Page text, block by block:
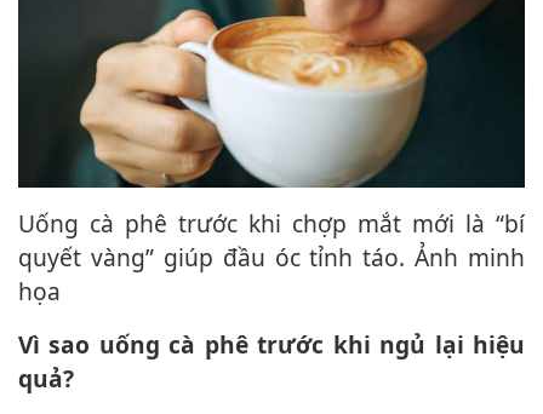
Uống cà phê trước khi chợp mắt mới là “bí
quyết vàng” giúp đầu óc tỉnh táo. Ảnh minh
họa
Vì sao uống cà phê trước khi ngủ lại hiệu
quả?